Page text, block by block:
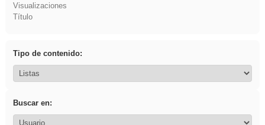
Visualizaciones
Título
Tipo de contenido:
Buscar en: